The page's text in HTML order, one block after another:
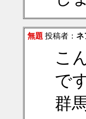
無題 投稿者： ネ
こ
で
群